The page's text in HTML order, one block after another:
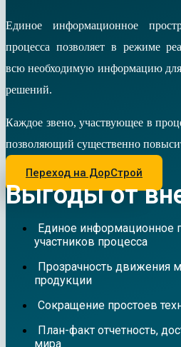
Единое информационное
процесса позволяет в режиме
всю необходимую информацию
решений.
Каждое звено, участвующее в
позволяющий существенно
Переход на ДорСтрой
Выгоды от
Единое информационное
участников процесса
Прозрачность движения
продукции
Сокращение простоев
План-факт отчетность,
мира